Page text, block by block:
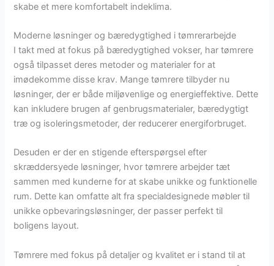
skabe et mere komfortabelt indeklima.
Moderne løsninger og bæredygtighed i tømrerarbejde
I takt med at fokus på bæredygtighed vokser, har tømrere
også tilpasset deres metoder og materialer for at
imødekomme disse krav. Mange tømrere tilbyder nu
løsninger, der er både miljøvenlige og energieffektive. Dette
kan inkludere brugen af genbrugsmaterialer, bæredygtigt
træ og isoleringsmetoder, der reducerer energiforbruget.
Desuden er der en stigende efterspørgsel efter
skræddersyede løsninger, hvor tømrere arbejder tæt
sammen med kunderne for at skabe unikke og funktionelle
rum. Dette kan omfatte alt fra specialdesignede møbler til
unikke opbevaringsløsninger, der passer perfekt til
boligens layout.
Tømrere med fokus på detaljer og kvalitet er i stand til at